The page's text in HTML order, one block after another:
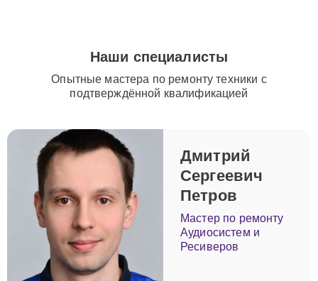
Наши специалисты
Опытные мастера по ремонту техники с
подтверждённой квалификацией
Дмитрий
Сергеевич
Петров
Мастер по ремонту
Аудиосистем и
Ресиверов